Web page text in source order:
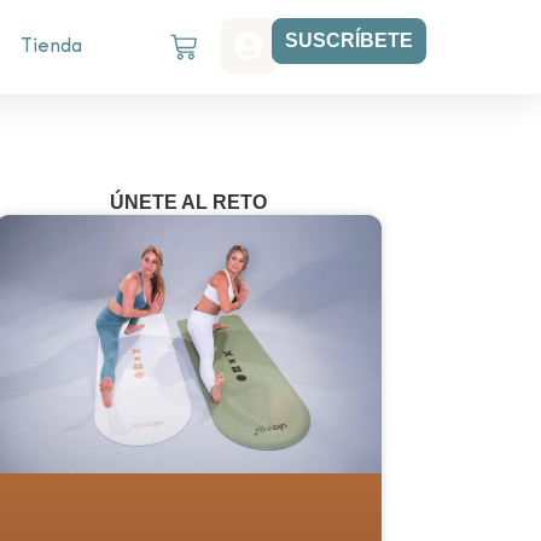
Tienda SUSCRÍBETE
ÚNETE AL RETO